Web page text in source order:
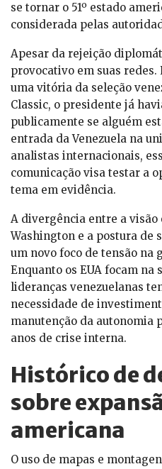
se tornar o 51º estado
considerada pelas
Apesar da rejeição
provocativo em suas redes.
uma vitória da seleção
Classic, o presidente já
publicamente se alguém
entrada da Venezuela na
analistas internacionais,
comunicação visa testar a
tema em evidência.
A divergência entre a visão
Washington e a postura de
um novo foco de tensão na
Enquanto os EUA focam na
lideranças venezuelanas
necessidade de
manutenção da autonomia
anos de crise interna.
Histórico de
sobre
americana
O uso de mapas e